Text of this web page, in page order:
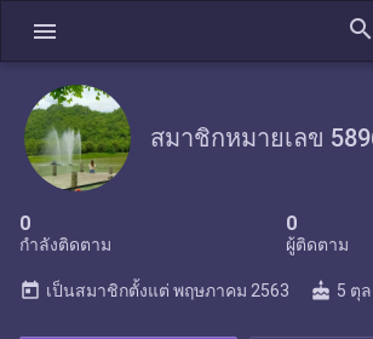
menu search
สมาชิกหมายเลข
0
กำลังติดตาม
0
ผู้ติดตาม
today เป็นสมาชิกตั้งแต่ พฤษภาคม 2563 cake 5 ตุ